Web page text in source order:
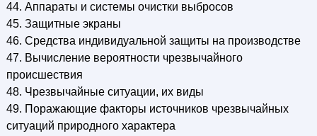
44. Аппараты и системы очистки выбросов
45. Защитные экраны
46. Средства индивидуальной защиты на производстве
47. Вычисление вероятности чрезвычайного
происшествия
48. Чрезвычайные ситуации, их виды
49. Поражающие факторы источников чрезвычайных
ситуаций природного характера